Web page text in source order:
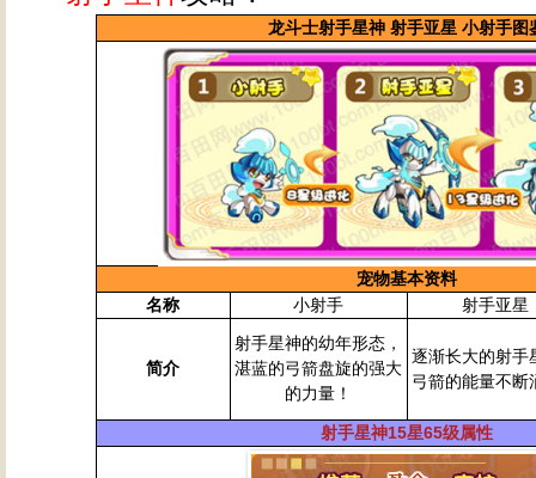
龙斗士射手星神 射手亚星 小射手图
宠物基本资料
名称
小射手 射手亚星
简介
射手星神的幼年形态，
湛蓝的弓箭盘旋的强大
的力量！
逐渐长大的射手
弓箭的能量不断
射手星神15星65级属性